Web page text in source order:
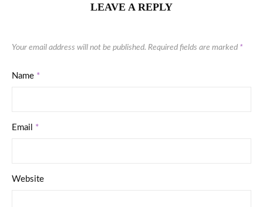
LEAVE A REPLY
Your email address will not be published. Required fields are marked *
Name *
Email *
Website